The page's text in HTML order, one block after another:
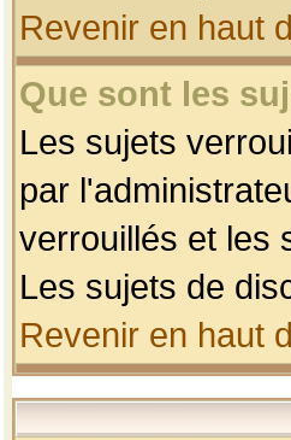
Revenir en haut
Que sont les
Les sujets
par
verrouillés et les
Les sujets de
Revenir en haut